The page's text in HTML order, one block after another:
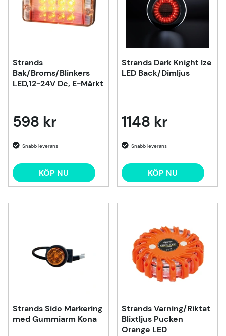
Strands
Bak/Broms/Blinkers
LED,12-24V Dc, E-Märkt
598 kr
KÖP NU
Strands Dark Knight Ize
LED Back/Dimljus
1148 kr
KÖP NU
Strands Sido Markering
med Gummiarm Kona
Strands Varning/Riktat
Blixtljus Pucken
Orange LED